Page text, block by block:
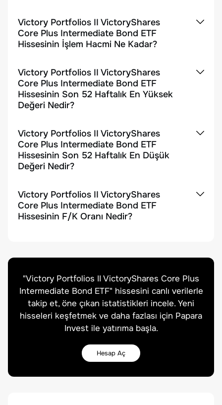
Victory Portfolios II VictoryShares
Core Plus Intermediate Bond ETF
Hissesinin İşlem Hacmi Ne Kadar?
Victory Portfolios II VictoryShares
Core Plus Intermediate Bond ETF
Hissesinin Son 52 Haftalık En Yüksek
Değeri Nedir?
Victory Portfolios II VictoryShares
Core Plus Intermediate Bond ETF
Hissesinin Son 52 Haftalık En Düşük
Değeri Nedir?
Victory Portfolios II VictoryShares
Core Plus Intermediate Bond ETF
Hissesinin F/K Oranı Nedir?
"Victory Portfolios II VictoryShares Core Plus
Intermediate Bond ETF" hissesini canlı verilerle
takip et, öne çıkan istatistikleri incele. Yeni
hisseleri keşfetmek ve daha fazlası için Papara
Invest ile yatırıma başla.
Hesap Aç